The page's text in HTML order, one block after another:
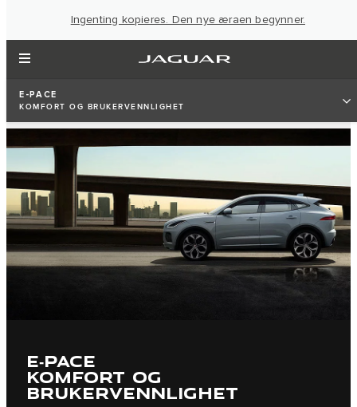
Ingenting kopieres. Den nye æraen begynner.
E-PACE
KOMFORT OG BRUKERVENNLIGHET
E‑PACE
KOMFORT OG
BRUKERVENNLIGHET